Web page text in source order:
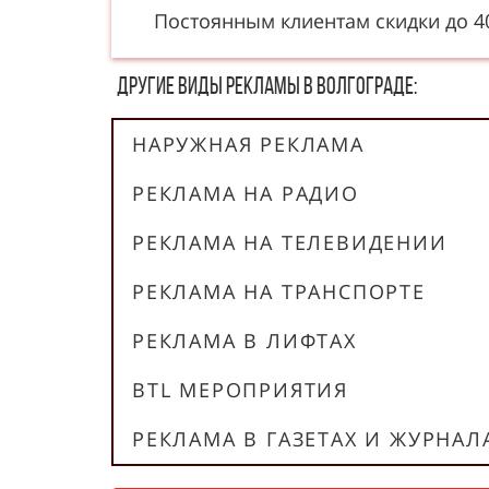
Постоянным клиентам скидки до
Другие в​​​​иды рекламы в Волгограде:
НАРУЖНАЯ РЕКЛАМА
РЕКЛАМА НА РАДИО
РЕКЛАМА НА ТЕЛЕВИДЕНИИ
РЕКЛАМА НА ТРАНСПОРТЕ
РЕКЛАМА В ЛИФТАХ
BTL МЕРОПРИЯТИЯ
РЕКЛАМА В ГАЗЕТАХ И